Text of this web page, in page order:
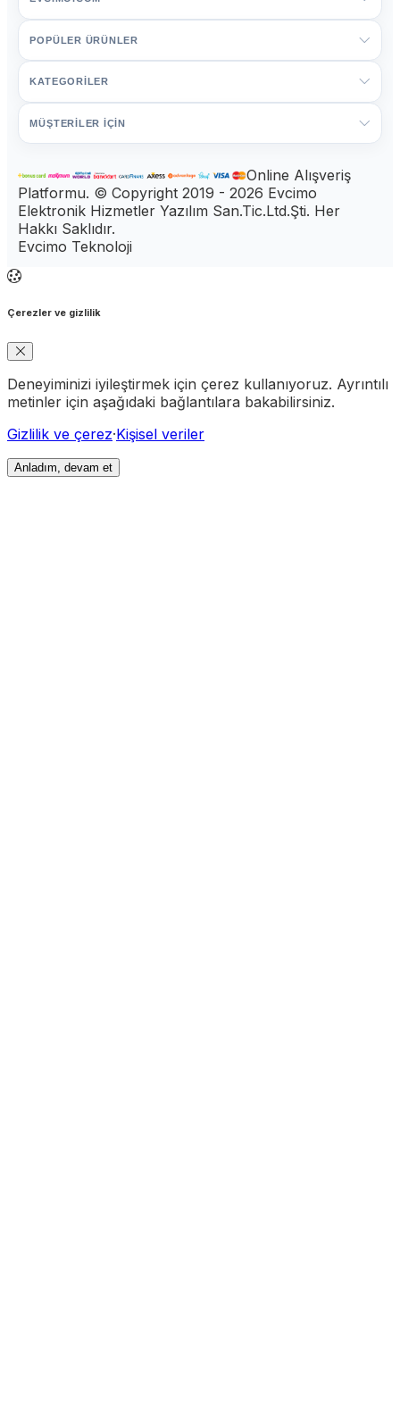
POPÜLER ÜRÜNLER
KATEGORİLER
MÜŞTERİLER İÇİN
Online Alışveriş
Platformu. © Copyright 2019 - 2026 Evcimo
Elektronik Hizmetler Yazılım San.Tic.Ltd.Şti. Her
Hakkı Saklıdır.
Evcimo Teknoloji
Çerezler ve gizlilik
Deneyiminizi iyileştirmek için çerez kullanıyoruz. Ayrıntılı
metinler için aşağıdaki bağlantılara bakabilirsiniz.
Gizlilik ve çerez·Kişisel veriler
Anladım, devam et